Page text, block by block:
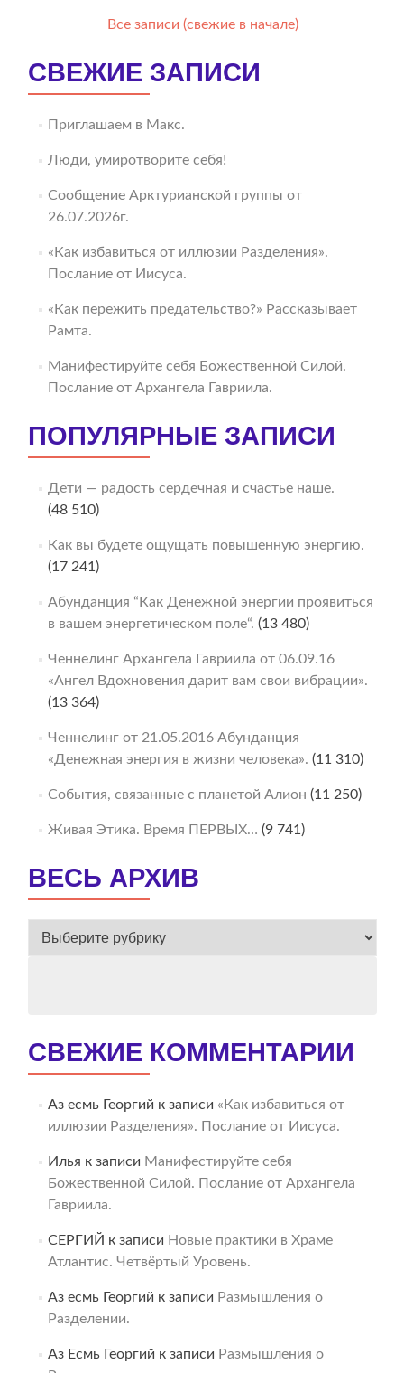
Все записи (свежие в начале)
СВЕЖИЕ ЗАПИСИ
Приглашаем в Макс.
Люди, умиротворите себя!
Сообщение Арктурианской группы от
26.07.2026г.
«Как избавиться от иллюзии Разделения».
Послание от Иисуса.
«Как пережить предательство?» Рассказывает
Рамта.
Манифестируйте себя Божественной Силой.
Послание от Архангела Гавриила.
ПОПУЛЯРНЫЕ ЗАПИСИ
Дети — радость сердечная и счастье наше.
(48 510)
Как вы будете ощущать повышенную энергию.
(17 241)
Абунданция “Как Денежной энергии проявиться
в вашем энергетическом поле“. (13 480)
Ченнелинг Архангела Гавриила от 06.09.16
«Ангел Вдохновения дарит вам свои вибрации».
(13 364)
Ченнелинг от 21.05.2016 Абунданция
«Денежная энергия в жизни человека». (11 310)
События, связанные с планетой Алион (11 250)
Живая Этика. Время ПЕРВЫХ… (9 741)
ВЕСЬ АРХИВ
ВЕСЬ
СВЕЖИЕ КОММЕНТАРИИ
Аз есмь Георгий к записи «Как избавиться от
иллюзии Разделения». Послание от Иисуса.
Илья к записи Манифестируйте себя
Божественной Силой. Послание от Архангела
Гавриила.
СЕРГИЙ к записи Новые практики в Храме
Атлантис. Четвёртый Уровень.
Аз есмь Георгий к записи Размышления о
Разделении.
Аз Есмь Георгий к записи Размышления о